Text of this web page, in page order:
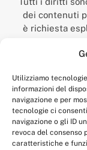
Utilizziamo
informazioni del
navigazione e per
tecnologie ci
navigazione o gli ID
revoca del consenso
caratteristiche e
dei contenuti
è richiesta
“Anagnia” è un
num.
Per